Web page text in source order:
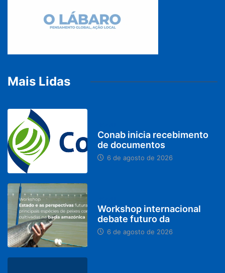
Mais Lidas
Conab inicia recebimento
de documentos
6 de agosto de 2026
Workshop internacional
debate futuro da
6 de agosto de 2026